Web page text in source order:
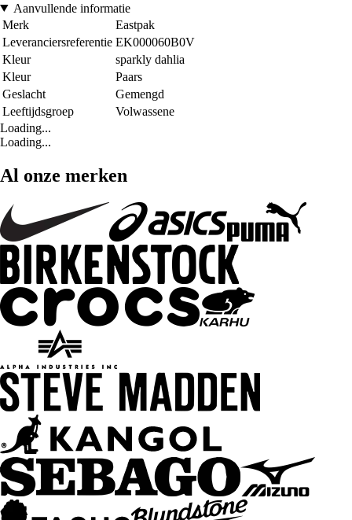
Aanvullende informatie
Merk
Eastpak
Leveranciersreferentie EK000060B0V
Kleur
sparkly dahlia
Kleur
Paars
Geslacht
Gemengd
Leeftijdsgroep
Volwassene
Loading...
Loading...
Al onze merken